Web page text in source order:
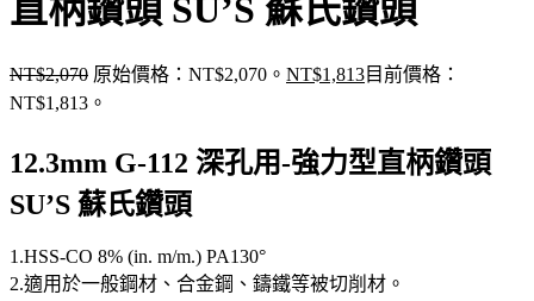
直柄鑽頭 SU’S 蘇氏鑽頭
NT$2,070 原始價格：NT$2,070。 NT$1,813目前價格：
NT$1,813。
12.3mm G-112 深孔用-強力型直柄鑽頭
SU’S 蘇氏鑽頭
1.HSS-CO 8% (in. m/m.) PA130°
2.適用於一般鋼材、合金鋼、鑄鐵等被切削材。